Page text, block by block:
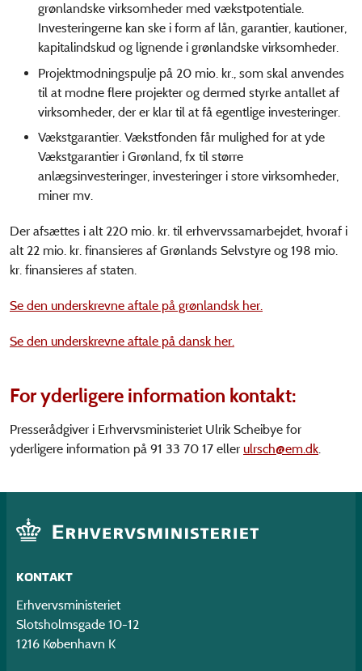
grønlandske virksomheder med vækstpotentiale.
Investeringerne kan ske i form af lån, garantier, kautioner,
kapitalindskud og lignende i grønlandske virksomheder.
Projektmodningspulje på 20 mio. kr., som skal anvendes
til at modne flere projekter og dermed styrke antallet af
virksomheder, der er klar til at få egentlige investeringer.
Vækstgarantier. Vækstfonden får mulighed for at yde
Vækstgarantier i Grønland, fx til større
anlægsinvesteringer, investeringer i store virksomheder,
miner mv.
Der afsættes i alt 220 mio. kr. til erhvervssamarbejdet, hvoraf i
alt 22 mio. kr. finansieres af Grønlands Selvstyre og 198 mio.
kr. finansieres af staten.
Se den underskrevne aftale på grønlandsk her.
Se den underskrevne aftale på dansk her.
For yderligere information kontakt:
Presserådgiver i Erhvervsministeriet Ulrik Scheibye for
yderligere information på 91 33 70 17 eller ulrsch@em.dk.
KONTAKT
Erhvervsministeriet
Slotsholmsgade 10-12
1216 København K